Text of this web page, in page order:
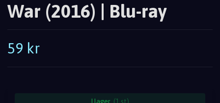
War (2016) | Blu-ray
59 kr